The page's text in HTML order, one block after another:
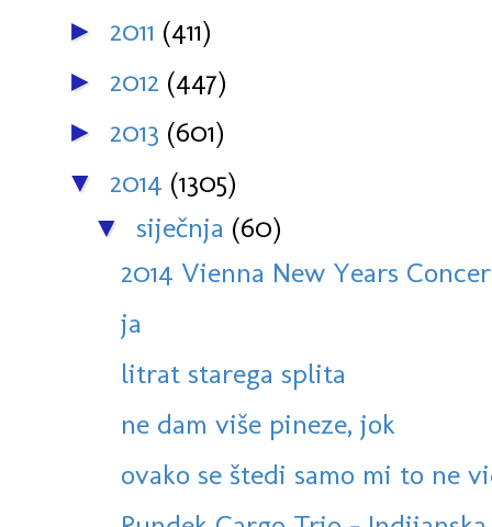
► 2011 (411)
► 2012 (447)
► 2013 (601)
▼ 2014 (1305)
▼ siječnja (60)
2014 Vienna New Years
ja
litrat starega splita
ne dam više pineze, jok
ovako se štedi samo mi to ne